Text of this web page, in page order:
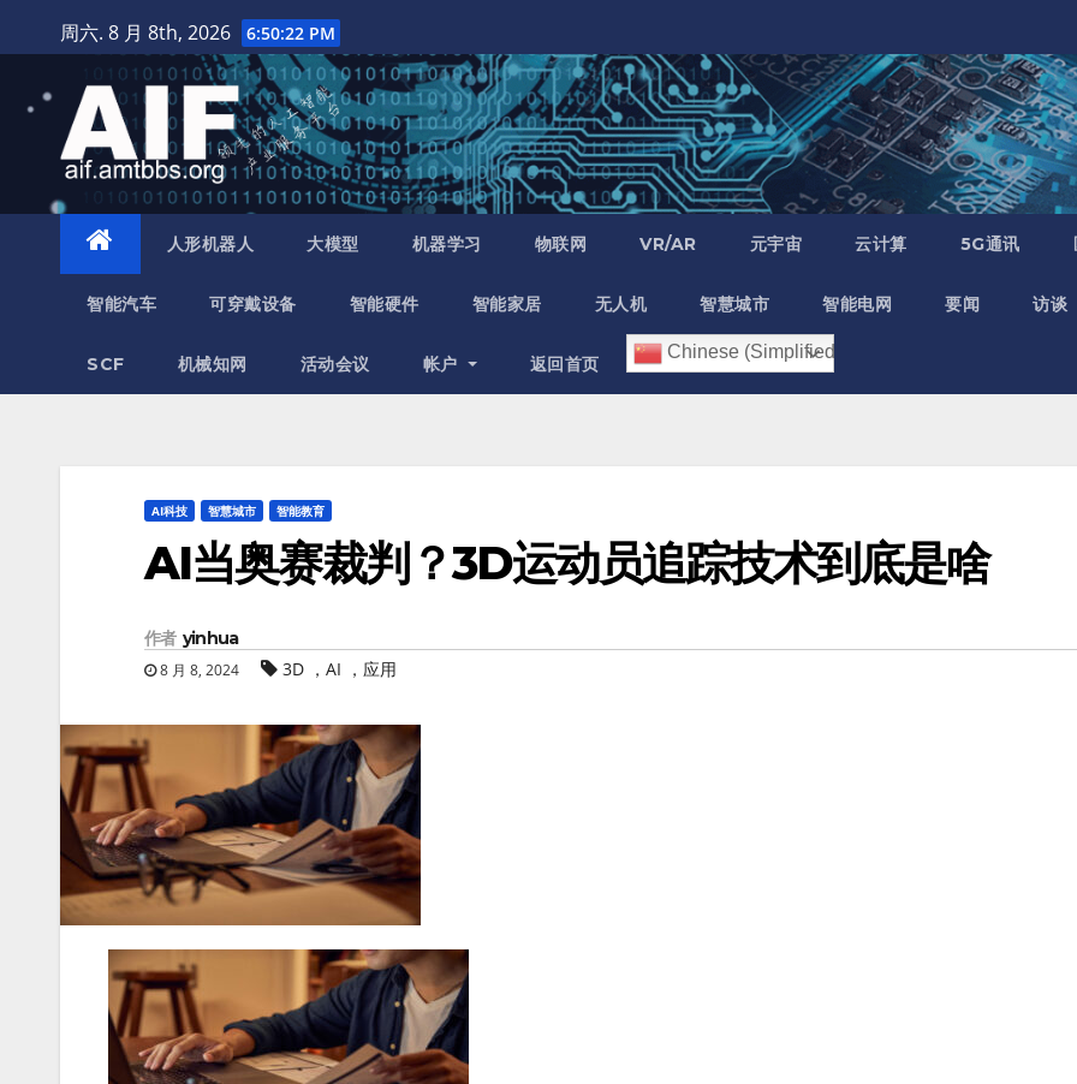
至
周六. 8 月 8th, 2026 6:50:23 PM
人形机器人 大模型 机器学习 物联网 VR/AR 元宇宙 云计算 5G通讯
智能汽车 可穿戴设备 智能硬件 智能家居 无人机 智慧城市 智能电网 要闻 访谈
SCF 机械知网 活动会议 帐户 返回首页
Chinese (Simplified)
AI科技 智慧城市 智能教育
AI当奥赛裁判？3D运动员追踪技术到底是啥
作者 yinhua
8 月 8, 2024 3D ，AI ，应用